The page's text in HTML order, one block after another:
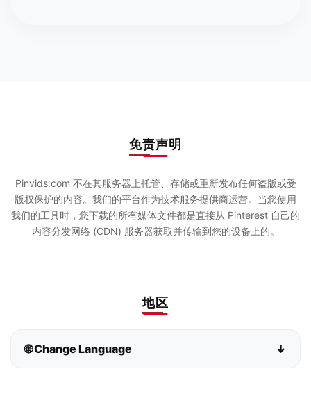
免责声明
Pinvids.com 不在其服务器上托管、存储或重新发布任何盗版或受
版权保护的内容。我们的平台作为技术服务提供商运营。当您使用
我们的工具时，您下载的所有媒体文件都是直接从 Pinterest 自己的
内容分发网络 (CDN) 服务器获取并传输到您的设备上的。
地区
🌐 Change Language ↓